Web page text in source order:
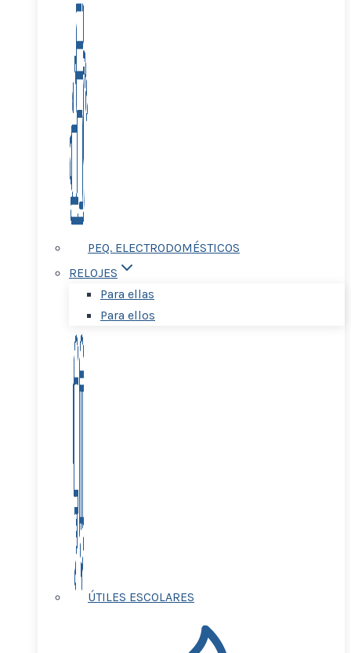
PEQ. ELECTRODOMÉSTICOS
RELOJES
Para ellas
Para ellos
ÚTILES ESCOLARES